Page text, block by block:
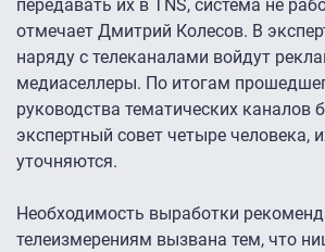
передавать их в TNS, система не
отмечает Дмитрий Колесов. В
наряду с телеканалами войдут
медиаселлеры. По итогам
руководства тематических каналов
экспертный совет четыре человека,
уточняются.
Необходимость выработки
телеизмерениям вызвана тем, что